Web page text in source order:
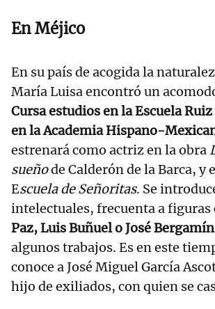
En Méjico
En su país de acogida la
María Luisa encontró un
Cursa estudios en la Escuela
en la Academia Hispano-
estrenará como actriz en la obra
sueñode Calderón de la Barca, y
Escuela de Señoritas. Se
intelectuales, frecuenta a figuras
Paz, Luis Buñuel o José Bergamín
algunos trabajos. Es en este
conoce a José Miguel García
hijo de exiliados, con quien se